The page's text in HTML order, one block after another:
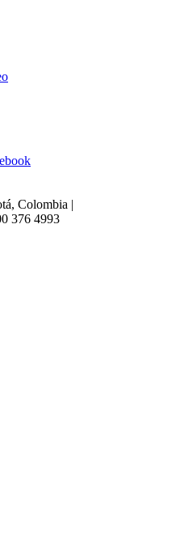
Colombia |
376 4993